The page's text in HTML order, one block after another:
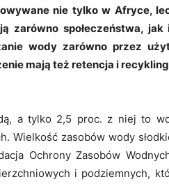
nie tylko w Afryce,
społeczeństwa, jak
wody zarówno przez
mają też retencja i
a tylko 2,5 proc. z niej to
Wielkość zasobów wody
Ochrony Zasobów
i podziemnych,